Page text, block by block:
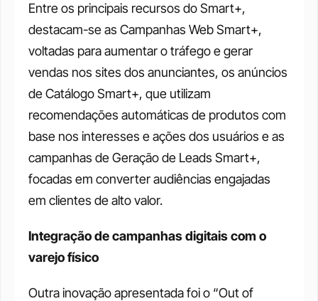
Entre os principais recursos do Smart+,
destacam-se as Campanhas Web Smart+,
voltadas para aumentar o tráfego e gerar
vendas nos sites dos anunciantes, os anúncios
de Catálogo Smart+, que utilizam
recomendações automáticas de produtos com
base nos interesses e ações dos usuários e as
campanhas de Geração de Leads Smart+,
focadas em converter audiências engajadas
em clientes de alto valor.
Integração de campanhas digitais com o
varejo físico
Outra inovação apresentada foi o “Out of